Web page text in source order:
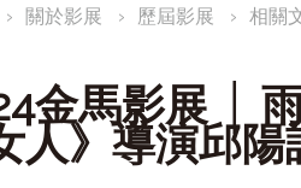
關於影展 歷屆影展 相關
金馬影展 │
人》導演邱陽